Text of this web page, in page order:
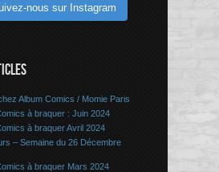
nous sur Instagram
Album Comics / Momie Paris
à braquer : Juin 2024
à braquer Avril 2024
– Semaine du 26 Décembre
à braquer Mars 2024